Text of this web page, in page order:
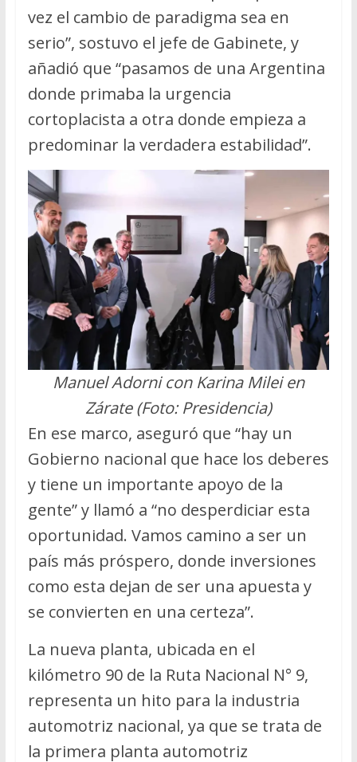
vez el cambio de paradigma sea en
serio”, sostuvo el jefe de Gabinete, y
añadió que “pasamos de una Argentina
donde primaba la urgencia
cortoplacista a otra donde empieza a
predominar la verdadera estabilidad”.
Manuel Adorni con Karina Milei en
Zárate (Foto: Presidencia)
En ese marco, aseguró que “hay un
Gobierno nacional que hace los deberes
y tiene un importante apoyo de la
gente” y llamó a “no desperdiciar esta
oportunidad. Vamos camino a ser un
país más próspero, donde inversiones
como esta dejan de ser una apuesta y
se convierten en una certeza”.
La nueva planta, ubicada en el
kilómetro 90 de la Ruta Nacional N° 9,
representa un hito para la industria
automotriz nacional, ya que se trata de
la primera planta automotriz